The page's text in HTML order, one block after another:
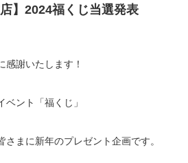
店】2024福くじ当選発表
感謝いたします！
ント「福くじ」
まに新年のプレゼント企画です。